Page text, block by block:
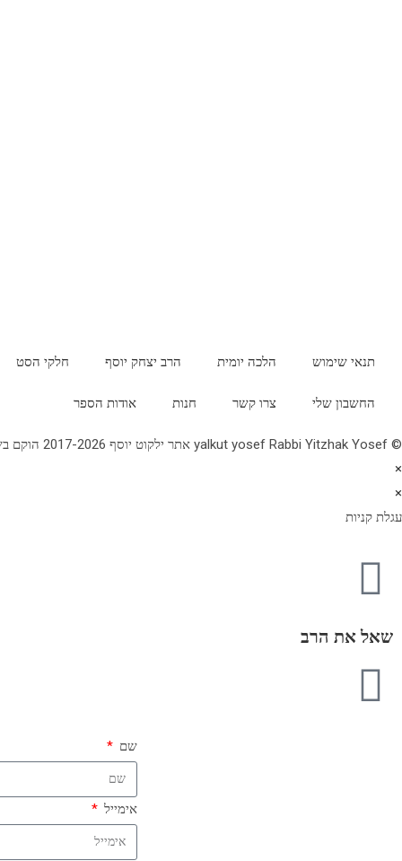
תנאי שימוש הלכה יומית הרב יצחק יוסף חלקי הסט
החשבון שלי צרו קשר חנות אודות הספר
© yalkut yosef Rabbi Yitzhak Yosef אתר ילקוט יוסף 2017-2026 הוקם בשנת תשע"ז - באתר הלכה יומית • עלון עין יצחק • גלריה • ספרי מרן הראש"ל • השיעור השבועי 077-2249906
×
×
עגלת קניות
שאל את הרב
שם
אימייל